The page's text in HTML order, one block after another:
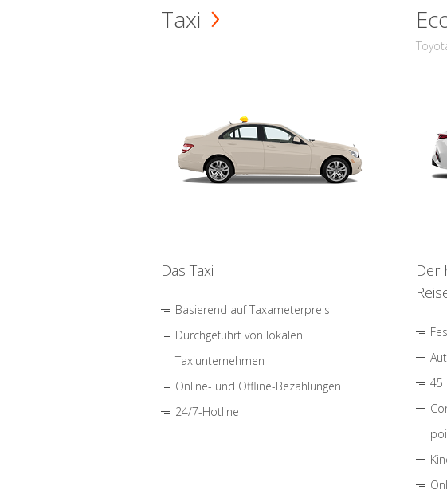
Taxi
Das Taxi
Basierend auf Taxameterpreis
Durchgeführt von lokalen
Taxiunternehmen
Online- und Offline-Bezahlungen
24/7-Hotline
Der
45